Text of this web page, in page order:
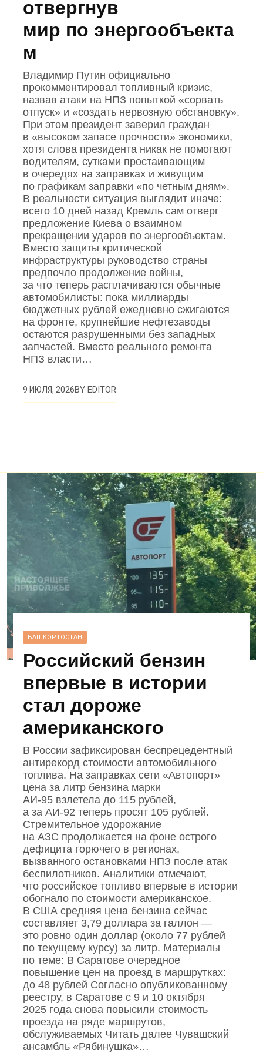
отвергнув
мир по энергообъекта
м
Владимир Путин официально
прокомментировал топливный кризис,
назвав атаки на НПЗ попыткой «сорвать
отпуск» и «создать нервозную обстановку».
При этом президент заверил граждан
в «высоком запасе прочности» экономики,
хотя слова президента никак не помогают
водителям, сутками простаивающим
в очередях на заправках и живущим
по графикам заправки «по четным дням».
В реальности ситуация выглядит иначе:
всего 10 дней назад Кремль сам отверг
предложение Киева о взаимном
прекращении ударов по энергообъектам.
Вместо защиты критической
инфраструктуры руководство страны
предпочло продолжение войны,
за что теперь расплачиваются обычные
автомобилисты: пока миллиарды
бюджетных рублей ежедневно сжигаются
на фронте, крупнейшие нефтезаводы
остаются разрушенными без западных
запчастей. Вместо реального ремонта
НПЗ власти…
9 ИЮЛЯ, 2026BYEDITOR
БАШКОРТОСТАН
Российский бензин
впервые в истории
стал дороже
американского
В России зафиксирован беспрецедентный
антирекорд стоимости автомобильного
топлива. На заправках сети «Автопорт»
цена за литр бензина марки
АИ‑95 взлетела до 115 рублей,
а за АИ‑92 теперь просят 105 рублей.
Стремительное удорожание
на АЗС продолжается на фоне острого
дефицита горючего в регионах,
вызванного остановками НПЗ после атак
беспилотников. Аналитики отмечают,
что российское топливо впервые в истории
обогнало по стоимости американское.
В США средняя цена бензина сейчас
составляет 3,79 доллара за галлон —
это ровно один доллар (около 77 рублей
по текущему курсу) за литр. Материалы
по теме: В Саратове очередное
повышение цен на проезд в маршрутках:
до 48 рублей Согласно опубликованному
реестру, в Саратове с 9 и 10 октября
2025 года снова повысили стоимость
проезда на ряде маршрутов,
обслуживаемых Читать далее Чувашский
ансамбль «Рябинушка»…